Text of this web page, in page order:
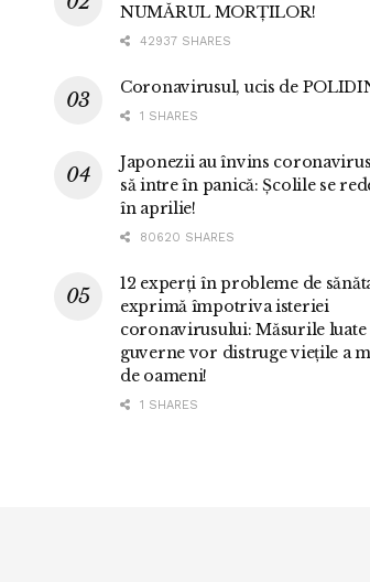
NUMĂRUL MORȚILOR!
42937 SHARES
Coronavirusul, ucis de
1 SHARES
Japonezii au învins
să intre în panică: Școlile se
în aprilie!
80620 SHARES
12 experți în probleme de
exprimă împotriva isteriei
coronavirusului: Măsurile luate
guverne vor distruge viețile a
de oameni!
1 SHARES